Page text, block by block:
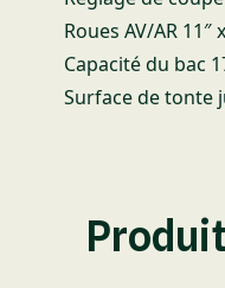
Roues AV/AR 11″
Capacité du bac
Surface de tonte